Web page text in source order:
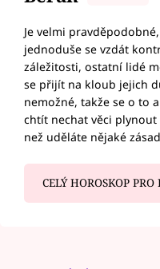
Je velmi
jednoduše se vzdát
záležitosti, ostatní lidé
se přijít na kloub jejich
nemožné, takže se o to
chtít nechat věci
než uděláte nějaké
CELÝ HOROSKOP